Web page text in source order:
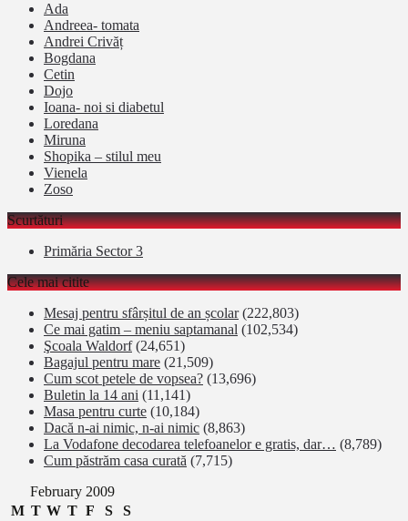
Ada
Andreea- tomata
Andrei Crivăț
Bogdana
Cetin
Dojo
Ioana- noi si diabetul
Loredana
Miruna
Shopika – stilul meu
Vienela
Zoso
Scurtături
Primăria Sector 3
Cele mai citite
Mesaj pentru sfârșitul de an școlar (222,803)
Ce mai gatim – meniu saptamanal (102,534)
Şcoala Waldorf (24,651)
Bagajul pentru mare (21,509)
Cum scot petele de vopsea? (13,696)
Buletin la 14 ani (11,141)
Masa pentru curte (10,184)
Dacă n-ai nimic, n-ai nimic (8,863)
La Vodafone decodarea telefoanelor e gratis, dar… (8,789)
Cum păstrăm casa curată (7,715)
February 2009
M T W T F S
S